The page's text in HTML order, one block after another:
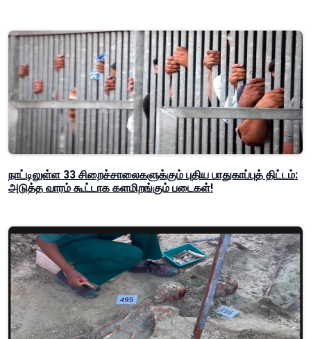
நாட்டிலுள்ள 33 சிறைச்சாலைகளுக்கும் புதிய பாதுகாப்புத் திட்டம்:
அடுத்த வாரம் கூட்டாக களமிறங்கும் படைகள்!